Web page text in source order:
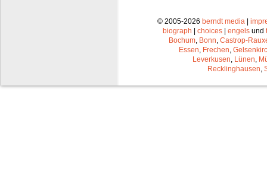
© 2005-2026 berndt media |
biograph | choices | engels und
Bochum Bonn Castrop-
Essen Frechen
Leverkusen Lünen
Recklinghausen